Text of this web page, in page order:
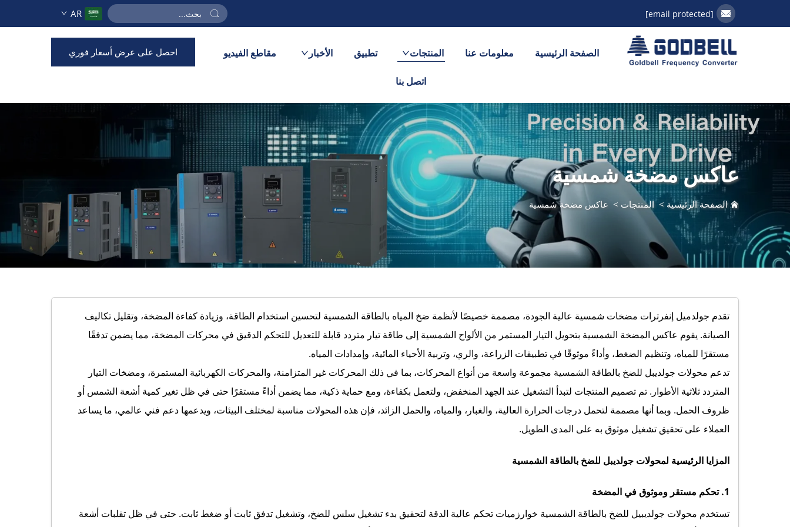
[email protected]
AR
الصفحة الرئيسية معلومات عنا المنتجات تطبيق الأخبار مقاطع الفيديو
اتصل بنا
احصل على عرض أسعار فوري
عاكس مضخة شمسية
الصفحة الرئيسية >المنتجات > عاكس مضخة شمسية
تقدم جولدميل إنفرترات مضخات شمسية عالية الجودة، مصممة خصيصًا لأنظمة ضخ المياه بالطاقة الشمسية لتحسين استخدام الطاقة، وزيادة كفاءة المضخة، وتقليل تكاليف
الصيانة. يقوم عاكس المضخة الشمسية بتحويل التيار المستمر من الألواح الشمسية إلى طاقة تيار متردد قابلة للتعديل للتحكم الدقيق في محركات المضخة، مما يضمن تدفقًا
مستقرًا للمياه، وتنظيم الضغط، وأداءً موثوقًا في تطبيقات الزراعة، والري، وتربية الأحياء المائية، وإمدادات المياه.
تدعم محولات جولديبل للضخ بالطاقة الشمسية مجموعة واسعة من أنواع المحركات، بما في ذلك المحركات غير المتزامنة، والمحركات الكهربائية المستمرة، ومضخات التيار
المتردد ثلاثية الأطوار. تم تصميم المنتجات لتبدأ التشغيل عند الجهد المنخفض، ولتعمل بكفاءة، ومع حماية ذكية، مما يضمن أداءً مستقرًا حتى في ظل تغير كمية أشعة الشمس أو
ظروف الحمل. وبما أنها مصممة لتحمل درجات الحرارة العالية، والغبار، والمياه، والحمل الزائد، فإن هذه المحولات مناسبة لمختلف البيئات، ويدعمها دعم فني عالمي، ما يساعد
العملاء على تحقيق تشغيل موثوق به على المدى الطويل.
المزايا الرئيسية لمحولات جولديبل للضخ بالطاقة الشمسية
1. تحكم مستقر وموثوق في المضخة
تستخدم محولات جولديبيل للضخ بالطاقة الشمسية خوارزميات تحكم عالية الدقة لتحقيق بدء تشغيل سلس للضخ، وتشغيل تدفق ثابت أو ضغط ثابت. حتى في ظل تقلبات أشعة